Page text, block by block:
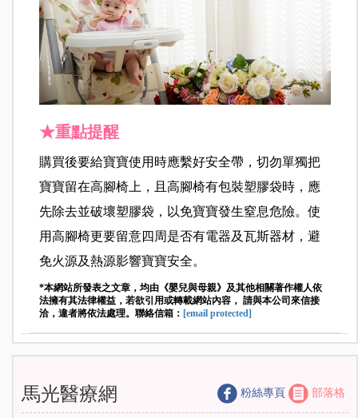
★重點提醒
購買後要給寶寶使用時應繫好安全帶，切勿單獨把
寶寶留在高腳椅上，且高腳椅有包裝塑膠袋時，應
先除去並破壞塑膠袋，以免寶寶發生窒息危險。使
用高腳椅更要留意四周是否有電器及瓦斯器材，避
免火源及熱源影響寶寶安全。
*本網站所發表之文章，均由《嬰兒與母親》及其他相關著作權人依
法擁有其法律權益，若欲引用或轉載網站內容， 請與本公司來信接
洽，違者將依法處理。聯絡信箱： [email protected]
馬光醫療網 粉絲專頁 部落格